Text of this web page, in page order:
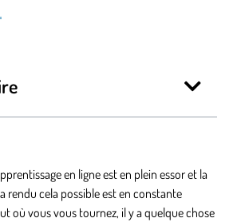
en ligne est en plein essor et la
rendu cela possible est en constante
où vous vous tournez, il y a quelque chose